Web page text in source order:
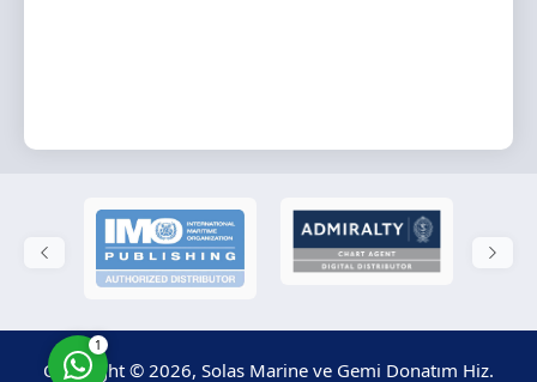
Copyright © 2026, Solas Marine ve Gemi Donatım Hiz.
Cevap Yaz
1